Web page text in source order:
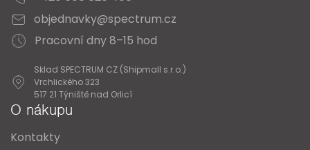
objednavky@spectrum.cz
Pracovní dny 8–15 hod
Sklad SPECTRUM CZ (Shipmall s.r.o.)
Vrchlického 323
517 21 Týniště nad Orlicí
O nákupu
Kontakty